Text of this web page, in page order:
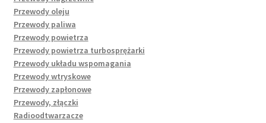
Przewody oleju
Przewody paliwa
Przewody powietrza
Przewody powietrza turbosprężarki
Przewody układu wspomagania
Przewody wtryskowe
Przewody zapłonowe
Przewody, złączki
Radioodtwarzacze